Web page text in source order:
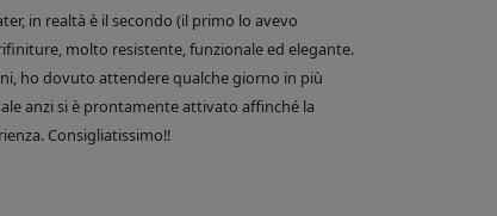
in realtà è il secondo (il primo lo avevo
molto resistente, funzionale ed elegante.
ho dovuto attendere qualche giorno in più
anzi si è prontamente attivato affinché la
Consigliatissimo!!